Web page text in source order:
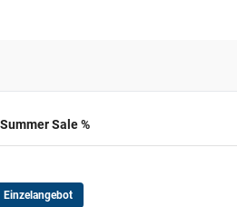
Sale %
Einzelangebot